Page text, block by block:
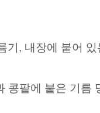
기, 내장에 붙어
콩팥에 붙은 기름